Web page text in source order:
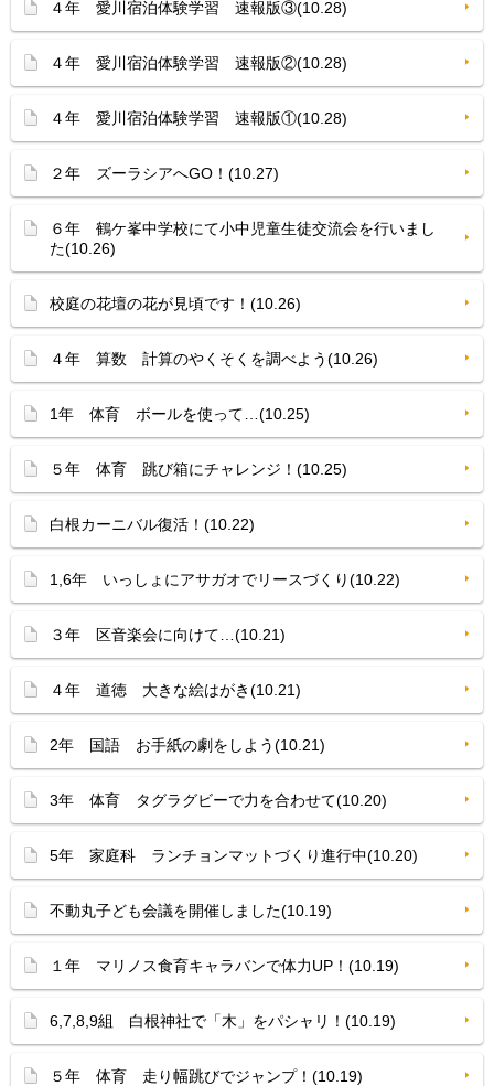
４年 愛川宿泊体験学習 速報版③(10.28)
４年 愛川宿泊体験学習 速報版②(10.28)
４年 愛川宿泊体験学習 速報版①(10.28)
２年 ズーラシアへGO！(10.27)
６年 鶴ケ峯中学校にて小中児童生徒交流会を行いまし
た(10.26)
校庭の花壇の花が見頃です！(10.26)
４年 算数 計算のやくそくを調べよう(10.26)
1年 体育 ボールを使って…(10.25)
５年 体育 跳び箱にチャレンジ！(10.25)
白根カーニバル復活！(10.22)
1,6年 いっしょにアサガオでリースづくり(10.22)
３年 区音楽会に向けて…(10.21)
４年 道徳 大きな絵はがき(10.21)
2年 国語 お手紙の劇をしよう(10.21)
3年 体育 タグラグビーで力を合わせて(10.20)
5年 家庭科 ランチョンマットづくり進行中(10.20)
不動丸子ども会議を開催しました(10.19)
１年 マリノス食育キャラバンで体力UP！(10.19)
6,7,8,9組 白根神社で「木」をパシャリ！(10.19)
５年 体育 走り幅跳びでジャンプ！(10.19)